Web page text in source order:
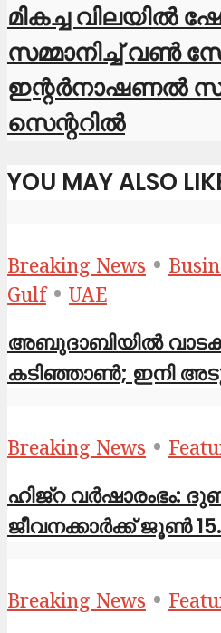
മികച്ച വിലയില്‍
സമ്മാനിച്ച് വണ്‍
ഇന്റര്‍നാഷണല്‍
സെന്ററില്‍
YOU MAY ALSO
Breaking News •
Gulf • UAE
അബുദാബിയിൽ
കടിഞ്ഞാൺ; ഇനി
Breaking News •
ഹിജ്‌റ വർഷാരംഭം:
ജീവനക്കാർക്ക് ജൂൺ
Breaking News •